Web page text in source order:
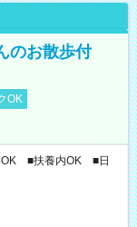
のお散歩付
OK
OK ■扶養内OK ■日